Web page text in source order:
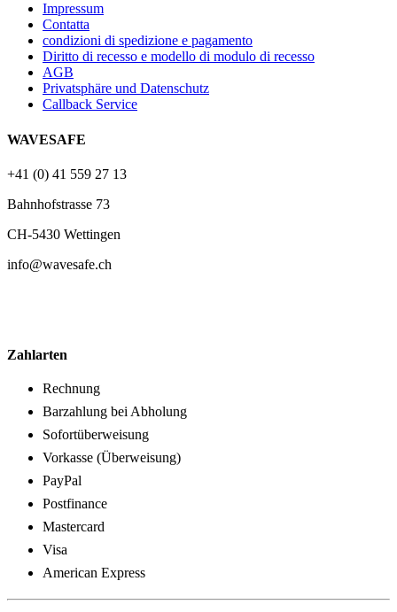
Impressum
Contatta
condizioni di spedizione e pagamento
Diritto di recesso e modello di modulo di recesso
AGB
Privatsphäre und Datenschutz
Callback Service
WAVESAFE
+41 (0) 41 559 27 13
Bahnhofstrasse 73
CH-5430 Wettingen
info@wavesafe.ch
Zahlarten
Rechnung
Barzahlung bei Abholung
Sofortüberweisung
Vorkasse (Überweisung)
PayPal
Postfinance
Mastercard
Visa
American Express